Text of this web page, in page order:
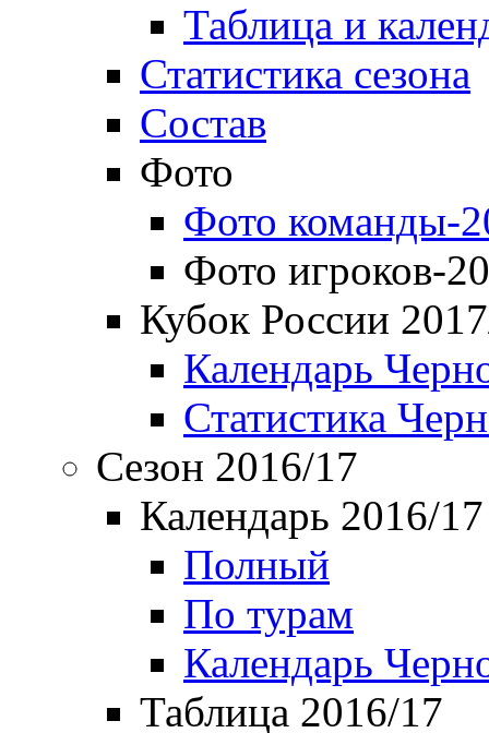
Таблица и
Статистика сезона
Состав
Фото
Фото команды-
Фото игроков-
Кубок России
Календарь
Статистика
Сезон 2016/17
Календарь 2016/17
Полный
По турам
Календарь
Таблица 2016/17